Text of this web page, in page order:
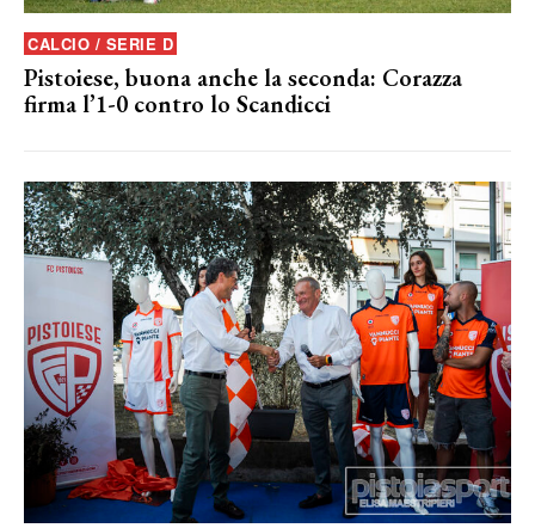
CALCIO / SERIE D
Pistoiese, buona anche la seconda: Corazza
firma l’1-0 contro lo Scandicci